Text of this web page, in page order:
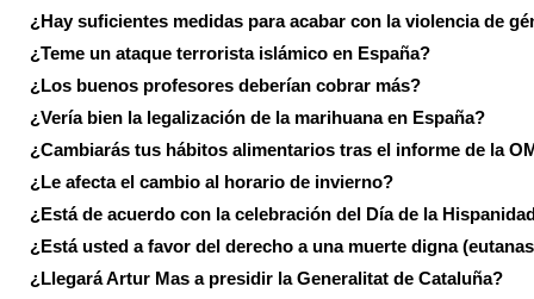
¿Hay suficientes medidas para acabar con la violencia de
¿Teme un ataque terrorista islámico en España?
¿Los buenos profesores deberían cobrar más?
¿Vería bien la legalización de la marihuana en España?
¿Cambiarás tus hábitos alimentarios tras el informe de la
¿Le afecta el cambio al horario de invierno?
¿Está de acuerdo con la celebración del Día de la
¿Está usted a favor del derecho a una muerte digna
¿Llegará Artur Mas a presidir la Generalitat de Cataluña?